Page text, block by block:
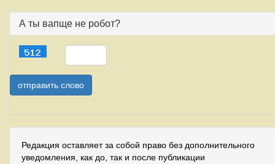
А ты вапще не робот?
Редакция оставляет за собой право без дополнительного
уведомления, как до, так и после публикации